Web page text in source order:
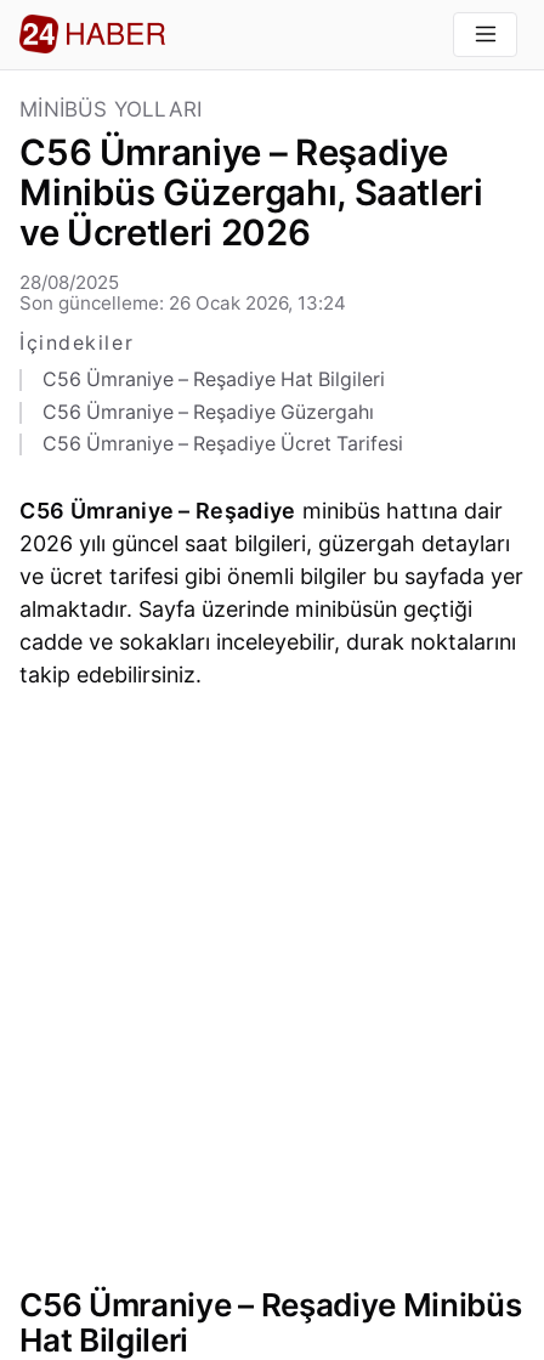
MINIBÜS YOLLARI
C56 Ümraniye – Reşadiye
Minibüs Güzergahı, Saatleri
ve Ücretleri 2026
28/08/2025
Son güncelleme: 26 Ocak 2026, 13:24
İçindekiler
C56 Ümraniye – Reşadiye Hat Bilgileri
C56 Ümraniye – Reşadiye Güzergahı
C56 Ümraniye – Reşadiye Ücret Tarifesi
C56 Ümraniye – Reşadiye minibüs hattına dair
2026 yılı güncel saat bilgileri, güzergah detayları
ve ücret tarifesi gibi önemli bilgiler bu sayfada yer
almaktadır. Sayfa üzerinde minibüsün geçtiği
cadde ve sokakları inceleyebilir, durak noktalarını
takip edebilirsiniz.
C56 Ümraniye – Reşadiye Minibüs
Hat Bilgileri